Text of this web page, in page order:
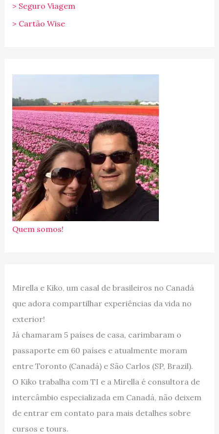
> Seguro Viagem
> Cartão Wise
Quem somos!
Mirella e Kiko, um casal de brasileiros no Canadá
que adora compartilhar experiências da vida no
exterior!
Já chamaram 5 países de casa, carimbaram o
passaporte em 60 países e atualmente moram
entre Toronto (Canadá) e São Carlos (SP, Brazil).
O Kiko trabalha com TI e a Mirella é consultora de
intercâmbio especializada em Canadá, não deixem
de entrar em contato para mais detalhes sobre
cursos e tours.